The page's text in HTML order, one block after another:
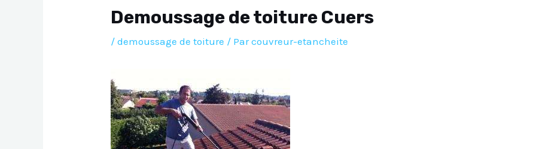
Demoussage de toiture Cuers
/demoussage de toiture / Parcouvreur-etancheite